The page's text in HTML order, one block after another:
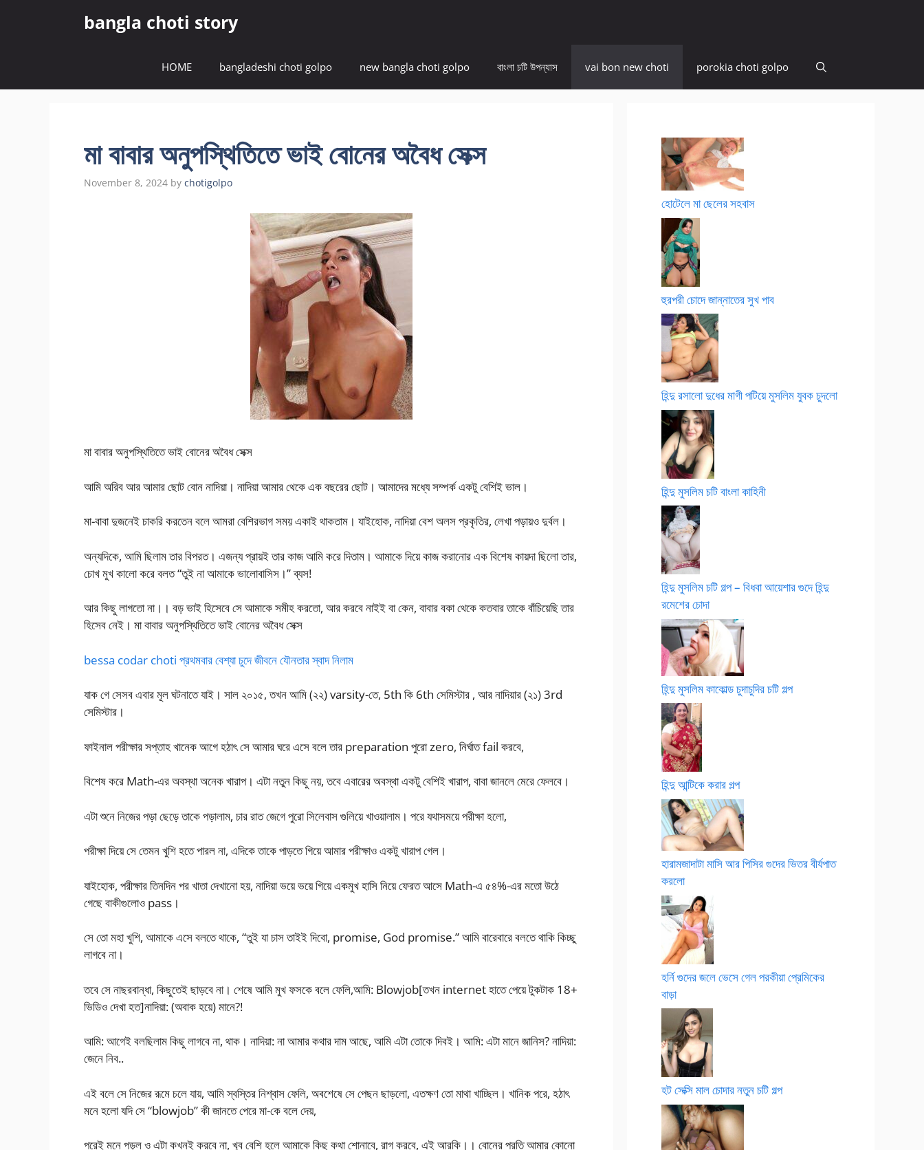
bangla choti story
HOME bangladeshi choti golpo new bangla choti golpo বাংলা চটি উপন্যাস vai bon new choti porokia choti golpo
মা বাবার অনুপস্থিতিতে ভাই বোনের অবৈধ সেক্স
November 8, 2024 by chotigolpo
মা বাবার অনুপস্থিতিতে ভাই বোনের অবৈধ সেক্স
আমি অরিব আর আমার ছোট বোন নাদিয়া। নাদিয়া আমার থেকে এক বছরের ছোট। আমাদের মধ্যে সম্পর্ক একটু বেশিই ভাল।
মা-বাবা দুজনেই চাকরি করতেন বলে আমরা বেশিরভাগ সময় একাই থাকতাম। যাইহোক, নাদিয়া বেশ অলস প্রকৃতির, লেখা পড়ায়ও দুর্বল।
অন্যদিকে, আমি ছিলাম তার বিপরত। এজন্য প্রায়ই তার কাজ আমি করে দিতাম। আমাকে দিয়ে কাজ করানোর এক বিশেষ কায়দা ছিলো তার,
চোখ মুখ কালো করে বলত “তুই না আমাকে ভালোবাসিস।” ব্যস!
আর কিছু লাগতো না।। বড় ভাই হিসেবে সে আমাকে সমীহ করতো, আর করবে নাইই বা কেন, বাবার বকা থেকে কতবার তাকে বাঁচিয়েছি তার
হিসেব নেই। মা বাবার অনুপস্থিতিতে ভাই বোনের অবৈধ সেক্স
bessa codar choti প্রথমবার বেশ্যা চুদে জীবনে যৌনতার স্বাদ নিলাম
যাক গে সেসব এবার মূল ঘটনাতে যাই। সাল ২০১৫, তখন আমি (২২) varsity-তে, 5th কি 6th সেমিস্টার , আর নাদিয়ার (২১) 3rd
সেমিস্টার।
ফাইনাল পরীক্ষার সপ্তাহ খানেক আগে হঠাৎ সে আমার ঘরে এসে বলে তার preparation পুরো zero, নির্ঘাত fail করবে,
বিশেষ করে Math-এর অবস্থা অনেক খারাপ। এটা নতুন কিছু নয়, তবে এবারের অবস্থা একটু বেশিই খারাপ, বাবা জানলে মেরে ফেলবে।
এটা শুনে নিজের পড়া ছেড়ে তাকে পড়ালাম, চার রাত জেগে পুরো সিলেবাস গুলিয়ে খাওয়ালাম। পরে যথাসময়ে পরীক্ষা হলো,
পরীক্ষা দিয়ে সে তেমন খুশি হতে পারল না, এদিকে তাকে পাড়তে গিয়ে আমার পরীক্ষাও একটু খারাপ গেল।
যাইহোক, পরীক্ষার তিনদিন পর খাতা দেখানো হয়, নাদিয়া ভয়ে ভয়ে গিয়ে একমুখ হাসি নিয়ে ফেরত আসে Math-এ ৫৪%-এর মতো উঠে
গেছে বাকীগুলোও pass।
সে তো মহা খুশি, আমাকে এসে বলতে থাকে, “তুই যা চাস তাইই দিবো, promise, God promise.” আমি বারেবারে বলতে থাকি কিচ্ছু
লাগবে না।
তবে সে নাছরবান্ধা, কিছুতেই ছাড়বে না। শেষে আমি মুখ ফসকে বলে ফেলি,আমি: Blowjob[তখন internet হাতে পেয়ে টুকটাক 18+
ভিডিও দেখা হত]নাদিয়া: (অবাক হয়ে) মানে?!
আমি: আগেই বলছিলাম কিছু লাগবে না, থাক। নাদিয়া: না আমার কথার দাম আছে, আমি এটা তোকে দিবই। আমি: এটা মানে জানিস? নাদিয়া:
জেনে নিব..
এই বলে সে নিজের রূমে চলে যায়, আমি স্বস্তির নিশ্বাস ফেলি, অবশেষে সে পেছন ছাড়লো, এতক্ষণ তো মাথা খাচ্ছিল। খানিক পরে, হঠাৎ
মনে হলো যদি সে “blowjob” কী জানতে পেরে মা-কে বলে দেয়,
পরেই মনে পড়ল ও এটা কখনই করবে না, খুব বেশি হলে আমাকে কিছু কথা শোনাবে, রাগ করবে, এই আরকি।। বোনের প্রতি আমার কোনো
হোটেলে মা ছেলের সহবাস
হুরপরী চোদে জান্নাতের সুখ পাব
হিন্দু রসালো দুধের মাগী পটিয়ে মুসলিম যুবক চুদলো
হিন্দু মুসলিম চটি বাংলা কাহিনী
হিন্দু মুসলিম চটি গল্প – বিধবা আয়েশার গুদে হিন্দু
রমেশের চোদা
হিন্দু মুসলিম কাকোল্ড চুদাচুদির চটি গল্প
হিন্দু আন্টিকে করার গল্প
হারামজাদাটা মাসি আর পিসির গুদের ভিতর বীর্যপাত
করলো
হর্নি গুদের জলে ভেসে গেল পরকীয়া প্রেমিকের
বাড়া
হট সেক্সি মাল চোদার নতুন চটি গল্প